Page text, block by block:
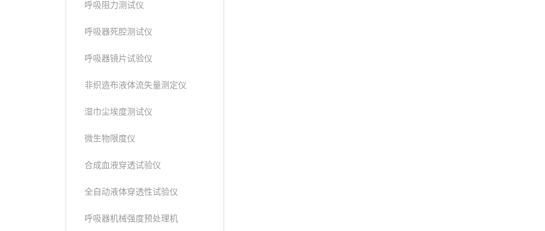
呼吸阻力测试仪
呼吸器死腔测试仪
呼吸器镜片试验仪
非织造布液体流失量测定仪
湿巾尘埃度测试仪
微生物限度仪
合成血液穿透试验仪
全自动液体穿透性试验仪
呼吸器机械强度预处理机